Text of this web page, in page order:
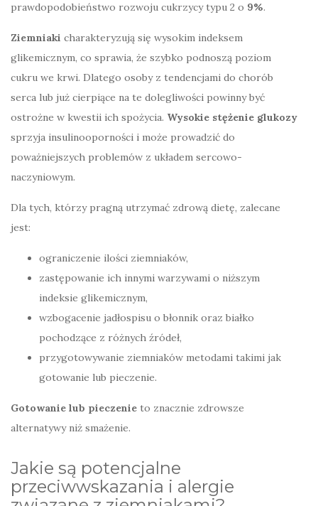
prawdopodobieństwo rozwoju cukrzycy typu 2 o 9%.
Ziemniaki charakteryzują się wysokim indeksem
glikemicznym, co sprawia, że szybko podnoszą poziom
cukru we krwi. Dlatego osoby z tendencjami do chorób
serca lub już cierpiące na te dolegliwości powinny być
ostrożne w kwestii ich spożycia. Wysokie stężenie glukozy
sprzyja insulinooporności i może prowadzić do
poważniejszych problemów z układem sercowo-
naczyniowym.
Dla tych, którzy pragną utrzymać zdrową dietę, zalecane
jest:
ograniczenie ilości ziemniaków,
zastępowanie ich innymi warzywami o niższym
indeksie glikemicznym,
wzbogacenie jadłospisu o błonnik oraz białko
pochodzące z różnych źródeł,
przygotowywanie ziemniaków metodami takimi jak
gotowanie lub pieczenie.
Gotowanie lub pieczenie to znacznie zdrowsze
alternatywy niż smażenie.
Jakie są potencjalne
przeciwwskazania i alergie